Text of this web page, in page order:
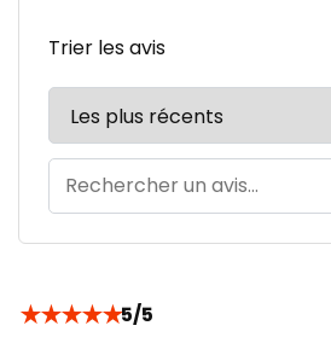
Trier les avis
★★★★★5/5